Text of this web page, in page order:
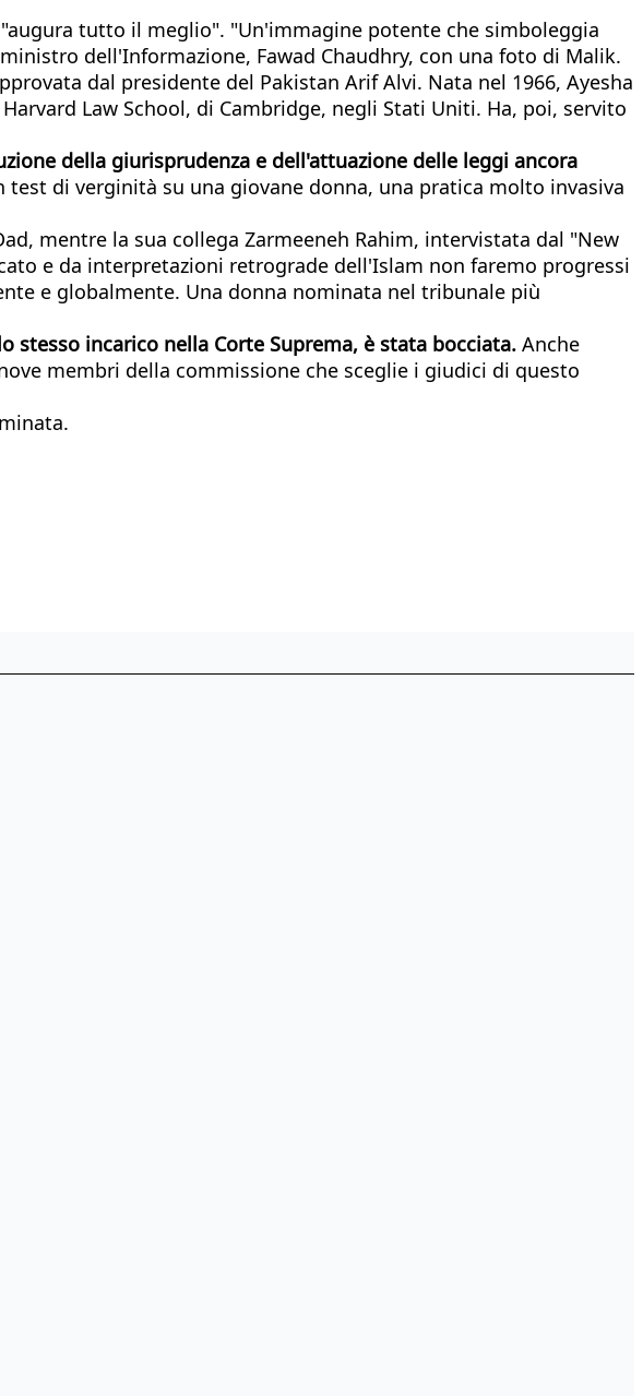
tutto il meglio". "Un'immagine potente che simboleggia
dell'Informazione, Fawad Chaudhry, con una foto di Malik.
dal presidente del Pakistan Arif Alvi. Nata nel 1966, Ayesha
Law School, di Cambridge, negli Stati Uniti. Ha, poi, servito
della giurisprudenza e dell'attuazione delle leggi ancora
di verginità su una giovane donna, una pratica molto invasiva
mentre la sua collega Zarmeeneh Rahim, intervistata dal "New
e da interpretazioni retrograde dell'Islam non faremo progressi
e globalmente. Una donna nominata nel tribunale più
stesso incarico nella Corte Suprema, è stata bocciata. Anche
membri della commissione che sceglie i giudici di questo